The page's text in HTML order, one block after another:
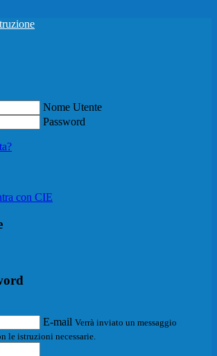
Nome Utente
Password
con CIE
E-mail Verrà inviato un messaggio
le istruzioni necessarie.